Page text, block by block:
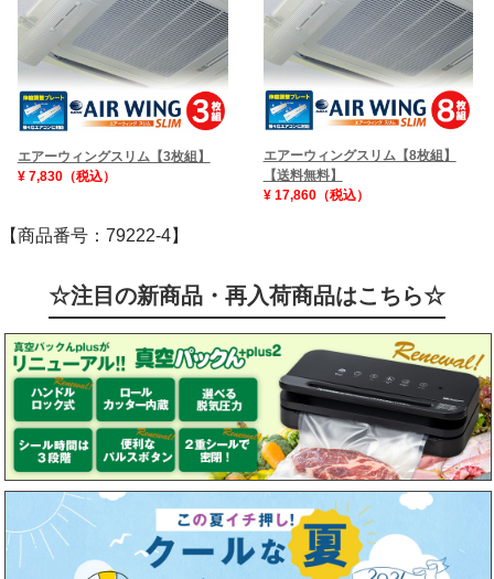
エアーウィングスリム【3枚組】
¥ 7,830（税込）
エアーウィングスリム【8枚組】
【送料無料】
¥ 17,860（税込）
【商品番号：79222-4】
☆注目の新商品・再入荷商品はこちら☆